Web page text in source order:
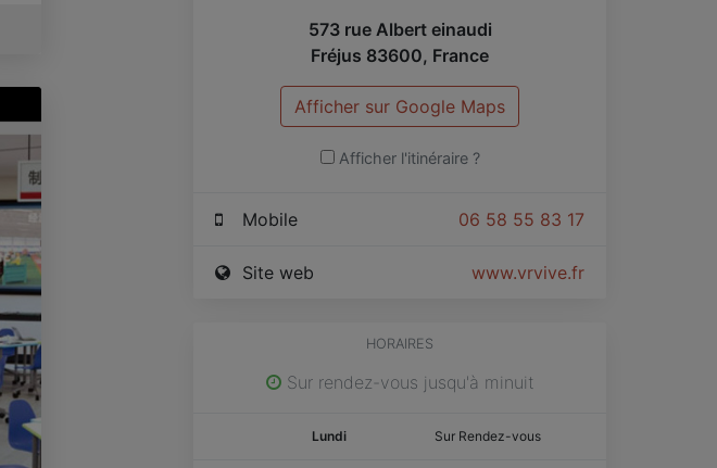
573 rue Albert einaudi
Fréjus 83600, France
Afficher sur Google Maps
Afficher l'itinéraire ?
06 58 55 83 17
Mobile
www.vrvive.fr
Site web
HORAIRES
Sur rendez-vous jusqu'à minuit
Lundi Sur Rendez-vous